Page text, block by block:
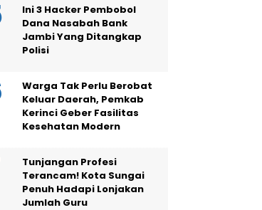
Ini 3 Hacker Pembobol
Dana Nasabah Bank
Jambi Yang Ditangkap
Polisi
Warga Tak Perlu Berobat
Keluar Daerah, Pemkab
Kerinci Geber Fasilitas
Kesehatan Modern
Tunjangan Profesi
Terancam! Kota Sungai
Penuh Hadapi Lonjakan
Jumlah Guru